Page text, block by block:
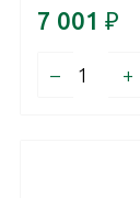
7 001 ₽
– +